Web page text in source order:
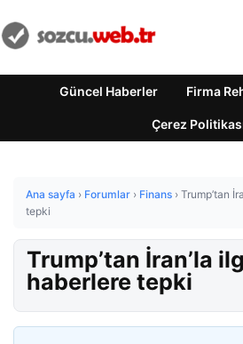
Güncel Haberler Firma
Çerez
Ana sayfa › Forumlar › Finans › Trump’tan
tepki
Trump’tan İran’la
haberlere tepki